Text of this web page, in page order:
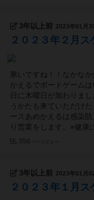
3年以上前 2023年01月
２０２３年２月ス
寒いですね！！なかな
かえるでボードゲーム
日に木曜日が加わりま
うかたも来ていただけ
ースあめかえるは感染
り営業をします。※健康
3年以上前 2023年01月
２０２３年１月ス